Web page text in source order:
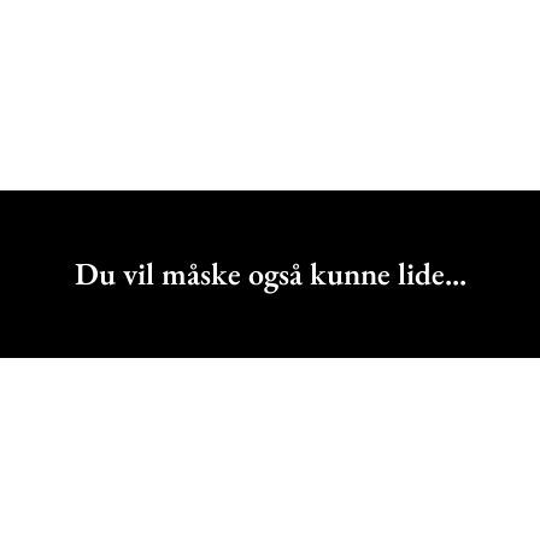
Du vil måske også kunne lide...